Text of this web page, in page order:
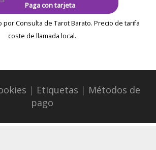
Paga con tarjeta
por Consulta de Tarot Barato. Precio de tarifa
coste de llamada local.
| Etiquetas | Métodos de
pago